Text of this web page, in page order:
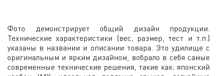
Фото демонстрирует общий дизайн продукции.
Технические характеристики (вес, размер, тест и т.п.)
указаны в названии и описании товара. Это удилище с
оригинальным и ярким дизайном, вобрало в себя самые
современные технические решения, такие как: японский